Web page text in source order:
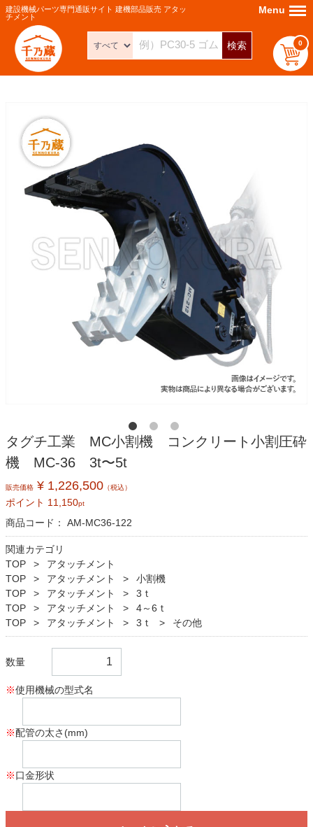
建設機械パーツ専門通販サイト 建機部品販売 アタッ
チメント
検索 0
Menu Menu
タグチ工業 MC小割機 コンクリート小割圧砕
機 MC-36 3t〜5t
販売価格 ¥ 1,226,500 （税込）
ポイント 11,150pt
商品コード： AM-MC36-122
関連カテゴリ
TOP
アタッチメント
TOP
アタッチメント
小割機
TOP
アタッチメント
3ｔ
TOP
アタッチメント
4～6ｔ
TOP
アタッチメント 3ｔ その他
数量
※使用機械の型式名
※配管の太さ(mm)
※口金形状